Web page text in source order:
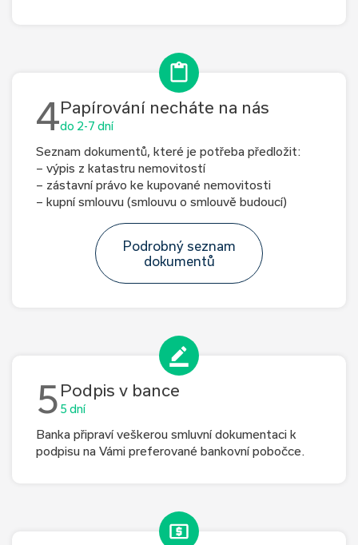
4Papírování necháte na nás
do 2-7 dní
Seznam dokumentů, které je potřeba předložit:
– výpis z katastru nemovitostí
– zástavní právo ke kupované nemovitosti
– kupní smlouvu (smlouvu o smlouvě budoucí)
Podrobný seznam
dokumentů
5 Podpis v bance
5 dní
Banka připraví veškerou smluvní dokumentaci k
podpisu na Vámi preferované bankovní pobočce.